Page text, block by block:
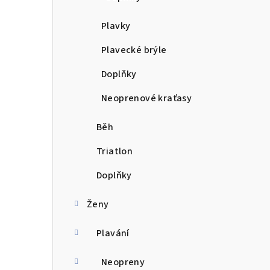
Plavky
Plavecké brýle
Doplňky
Neoprenové kraťasy
Běh
Triatlon
Doplňky
Ženy
Plavání
Neopreny